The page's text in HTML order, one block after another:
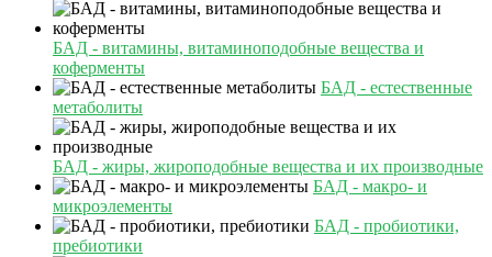
БАД - витамины, витаминоподобные вещества и
коферменты
БАД - естественные
метаболиты
БАД - жиры, жироподобные вещества и их производные
БАД - макро- и
микроэлементы
БАД - пробиотики,
пребиотики